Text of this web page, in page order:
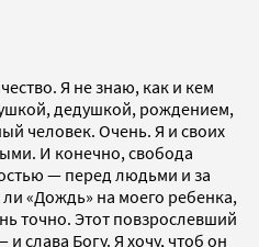
Я не знаю, как и кем
дедушкой, рождением,
человек. Очень. Я и своих
И конечно, свобода
— перед людьми и за
«Дождь» на моего ребенка,
точно. Этот повзрослевший
слава Богу. Я хочу, чтоб он